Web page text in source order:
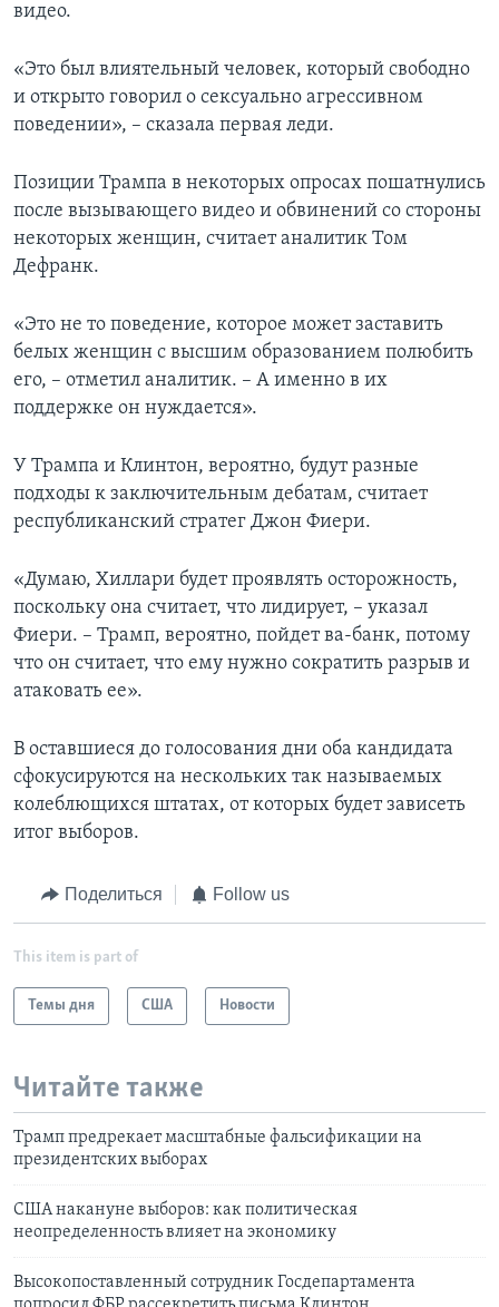
видео.
«Это был влиятельный человек, который свободно
и открыто говорил о сексуально агрессивном
поведении», – сказала первая леди.
Позиции Трампа в некоторых опросах пошатнулись
после вызывающего видео и обвинений со стороны
некоторых женщин, считает аналитик Том
Дефранк.
«Это не то поведение, которое может заставить
белых женщин с высшим образованием полюбить
его, – отметил аналитик. – А именно в их
поддержке он нуждается».
У Трампа и Клинтон, вероятно, будут разные
подходы к заключительным дебатам, считает
республиканский стратег Джон Фиери.
«Думаю, Хиллари будет проявлять осторожность,
поскольку она считает, что лидирует, – указал
Фиери. – Трамп, вероятно, пойдет ва-банк, потому
что он считает, что ему нужно сократить разрыв и
атаковать ее».
В оставшиеся до голосования дни оба кандидата
сфокусируются на нескольких так называемых
колеблющихся штатах, от которых будет зависеть
итог выборов.
Поделиться Follow us
This item is part of
Темы дня США Новости
Читайте также
Трамп предрекает масштабные фальсификации на
президентских выборах
США накануне выборов: как политическая
неопределенность влияет на экономику
Высокопоставленный сотрудник Госдепартамента